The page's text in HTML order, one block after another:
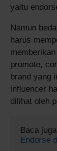
yaitu
Namun
harus
promote,
brand yang
influencer
dilihat oleh
Baca
Endorse